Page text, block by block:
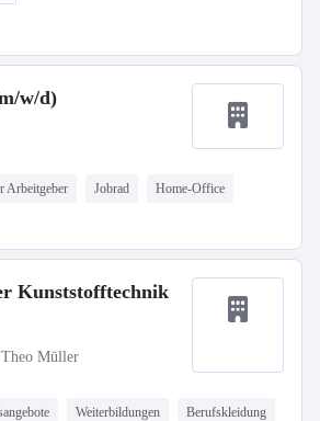
w/d)
Arbeitgeber Jobrad Home-Office
Kunststofftechnik
Theo Müller
Weiterbildungen Berufskleidung